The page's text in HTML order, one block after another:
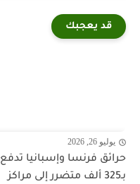
قد يعجبك
يوليو 26, 2026
حرائق فرنسا وإسبانيا تدفع
بـ325 ألف متضرر إلى مراكز